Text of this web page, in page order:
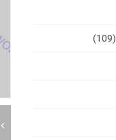
(109)